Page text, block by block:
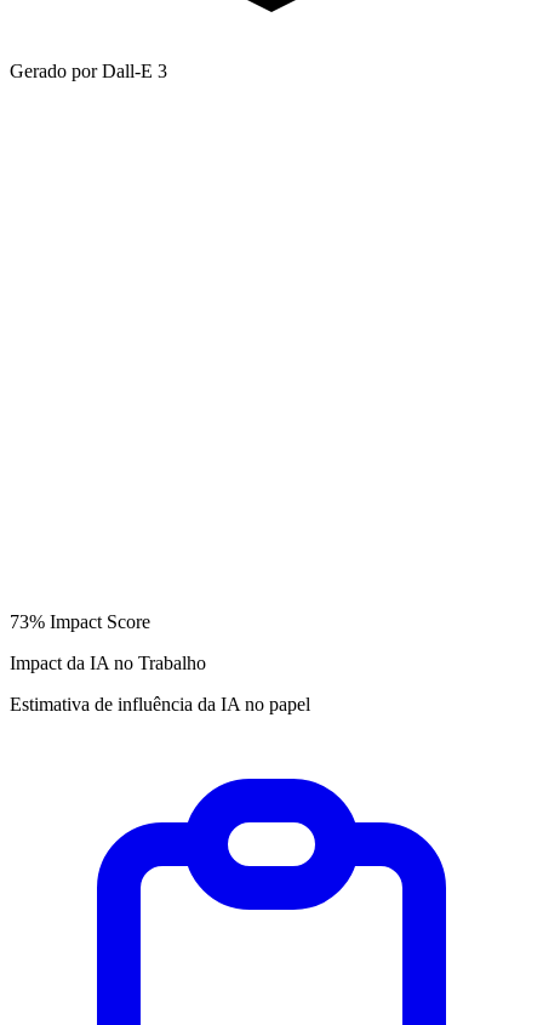
Gerado por Dall-E 3
73% Impact Score
Impact da IA no Trabalho
Estimativa de influência da IA no papel